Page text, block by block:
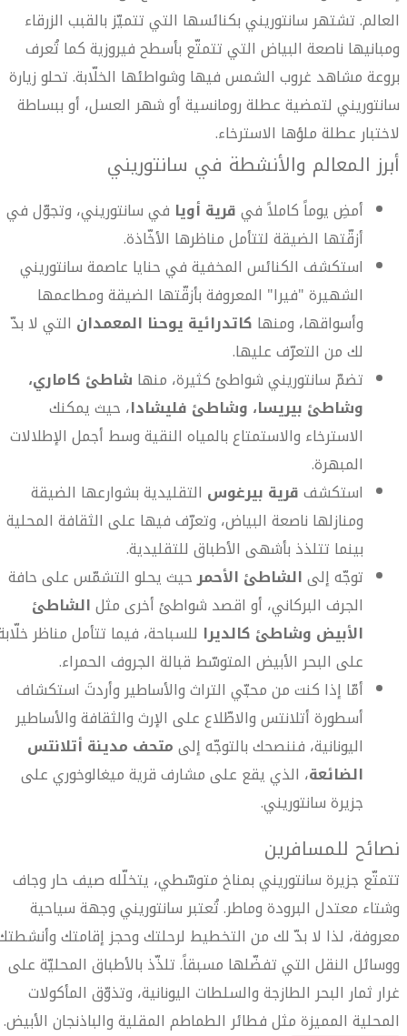
العالم. تشتهر سانتوريني بكنائسها التي تتميّز بالقبب الزرقاء
ومبانيها ناصعة البياض التي تتمتّع بأسطح فيروزية كما تُعرف
بروعة مشاهد غروب الشمس فيها وشواطئها الخلّابة. تحلو زيارة
سانتوريني لتمضية عطلة رومانسية أو شهر العسل، أو ببساطة
لاختبار عطلة ملؤها الاسترخاء.
أبرز المعالم والأنشطة في سانتوريني
أمضِ يوماً كاملاً فيقرية أويا في سانتوريني، وتجوّل في
أزقّتها الضيقة لتتأمل مناظرها الأخّاذة.
استكشف الكنائس المخفية في حنايا عاصمة سانتوريني
الشهيرة "فيرا" المعروفة بأزقّتها الضيقة ومطاعمها
وأسواقها، ومنها كاتدرائية يوحنا المعمدان التي لا بدّ
لك من التعرّف عليها.
تضمّ سانتوريني شواطئ كثيرة، منها شاطئ كاماري،
وشاطئ بيريسا، وشاطئ فليشادا، حيث يمكنك
الاسترخاء والاستمتاع بالمياه النقية وسط أجمل الإطلالات
المبهرة.
استكشفقرية بيرغوس التقليدية بشوارعها الضيقة
ومنازلها ناصعة البياض، وتعرّف فيها على الثقافة المحلية
بينما تتلذذ بأشهى الأطباق للتقليدية.
توجّه إلىالشاطئ الأحمرحيث يحلو التشمّس على حافة
الجرف البركاني، أو اقصد شواطئ أخرى مثلالشاطئ
الأبيض وشاطئ كالديرا للسباحة، فيما تتأمل مناظر
على البحر الأبيض المتوسّط قبالة الجروف الحمراء.
أمّا إذا كنت من محبّي التراث والأساطير وأردتَ استكشاف
أسطورة أتلانتس والاطّلاع على الإرث والثقافة والأساطير
اليونانية، فننصحك بالتوجّه إلىمتحف مدينة أتلانتس
الضائعة، الذي يقع على مشارف قرية ميغالوخوري على
جزيرة سانتوريني.
نصائح للمسافرين
تتمتّع جزيرة سانتوريني بمناخ متوسّطي، يتخلّله صيف حار وجاف
وشتاء معتدل البرودة وماطر. تُعتبر سانتوريني وجهة سياحية
معروفة، لذا لا بدّ لك من التخطيط لرحلتك وحجز إقامتك
ووسائل النقل التي تفضّلها مسبقاً. تلذّذ بالأطباق المحليّة على
غرار ثمار البحر الطازجة والسلطات اليونانية، وتذوّق المأكولات
المحلية المميزة مثل فطائر الطماطم المقلية والباذنجان الأبيض.